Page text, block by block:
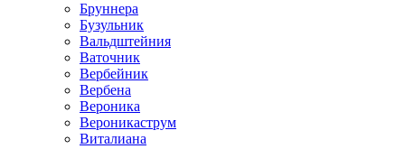
Бруннера
Бузульник
Вальдштейния
Ваточник
Вербейник
Вербена
Вероника
Вероникаструм
Виталиана